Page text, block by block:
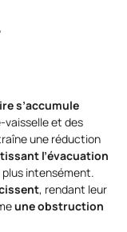
s’accumule
vaisselle et des
une réduction
l’évacuation
intensément.
, rendant leur
une obstruction